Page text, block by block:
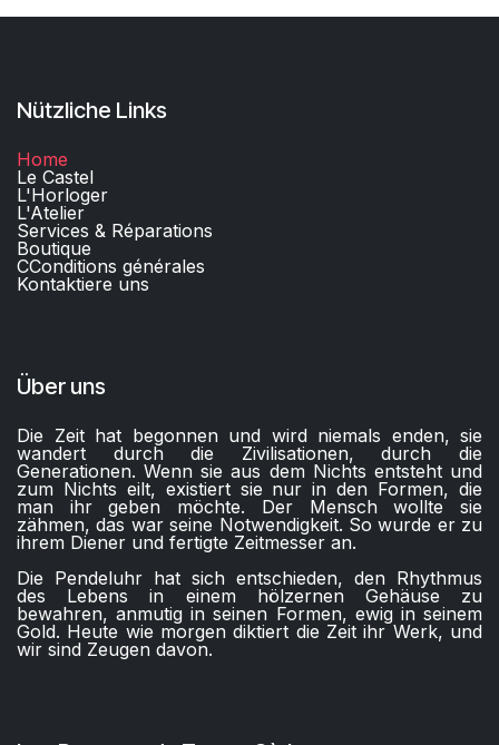
Nützliche Links
Home
Le Castel
L'Horloger
L'Atelier
Services & Réparations
Boutique
CConditions générales
Kontaktiere uns​
Über uns
Die Zeit hat begonnen und wird niemals enden, sie
wandert durch die Zivilisationen, durch die
Generationen. Wenn sie aus dem Nichts entsteht und
zum Nichts eilt, existiert sie nur in den Formen, die
man ihr geben möchte. Der Mensch wollte sie
zähmen, das war seine Notwendigkeit. So wurde er zu
ihrem Diener und fertigte Zeitmesser an.
Die Pendeluhr hat sich entschieden, den Rhythmus
des Lebens in einem hölzernen Gehäuse zu
bewahren, anmutig in seinen Formen, ewig in seinem
Gold. Heute wie morgen diktiert die Zeit ihr Werk, und
wir sind Zeugen davon.